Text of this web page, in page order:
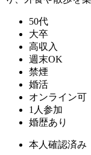
50代
大卒
高収入
週末OK
禁煙
婚活
オンライン可
1人参加
婚歴あり
本人確認済み